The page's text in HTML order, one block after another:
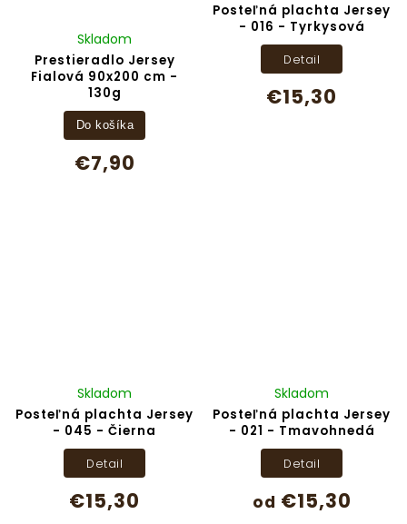
Prestieradlo Jersey
Fialová 90x200 cm -
130g
Skladom
€7,90
Do košíka
Posteľná plachta Jersey
- 016 - Tyrkysová
€15,30
Detail
Posteľná plachta Jersey
- 045 - Čierna
Skladom
€15,30
Detail
Posteľná plachta Jersey
- 021 - Tmavohnedá
Skladom
od €15,30
Detail